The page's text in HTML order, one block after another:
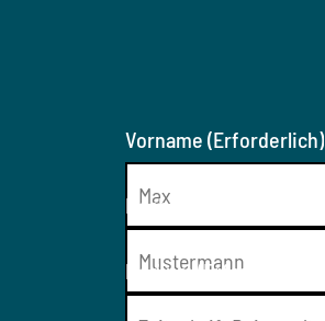
Vorname (Erforderlich)
Nachname
Medium (Erforderlich)